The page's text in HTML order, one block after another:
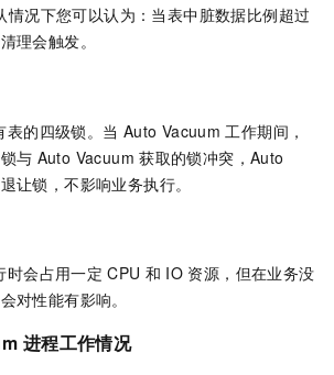
情况下您可以认为：当表中脏数据比例超过
理会触发。
表的四级锁。当 Auto Vacuum 工作期间，
与 Auto Vacuum 获取的锁冲突，Auto
让锁，不影响业务执行。
时会占用一定 CPU 和 IO 资源，但在业务没
对性能有影响。
进程工作情况